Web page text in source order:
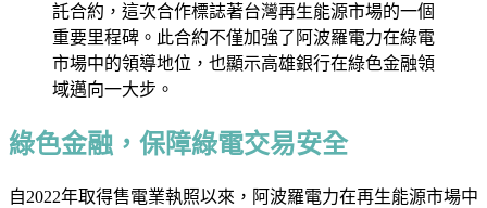
託合約，這次合作標誌著台灣再生能源市場的一個
重要里程碑。此合約不僅加強了阿波羅電力在綠電
市場中的領導地位，也顯示高雄銀行在綠色金融領
域邁向一大步。
綠色金融，保障綠電交易安全
自2022年取得售電業執照以來，阿波羅電力在再生能源市場中